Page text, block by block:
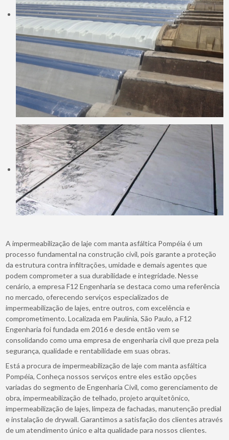
A impermeabilização de laje com manta asfáltica Pompéia é um
processo fundamental na construção civil, pois garante a proteção
da estrutura contra infiltrações, umidade e demais agentes que
podem comprometer a sua durabilidade e integridade. Nesse
cenário, a empresa F12 Engenharia se destaca como uma referência
no mercado, oferecendo serviços especializados de
impermeabilização de lajes, entre outros, com excelência e
comprometimento. Localizada em Paulínia, São Paulo, a F12
Engenharia foi fundada em 2016 e desde então vem se
consolidando como uma empresa de engenharia civil que preza pela
segurança, qualidade e rentabilidade em suas obras.
Está a procura de impermeabilização de laje com manta asfáltica
Pompéia, Conheça nossos serviços entre eles estão opções
variadas do segmento de Engenharia Civil, como gerenciamento de
obra, impermeabilização de telhado, projeto arquitetônico,
impermeabilização de lajes, limpeza de fachadas, manutenção predial
e instalação de drywall. Garantimos a satisfação dos clientes através
de um atendimento único e alta qualidade para nossos clientes.